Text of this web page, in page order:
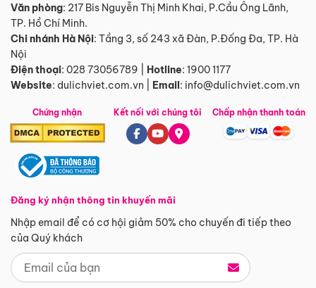
Văn phòng: 217 Bis Nguyễn Thị Minh Khai, P.Cầu Ông Lãnh,
TP. Hồ Chí Minh.
Chi nhánh Hà Nội: Tầng 3, số 243 xã Đàn, P.Đống Đa, TP. Hà
Nội
Điện thoại: 028 73056789 Hotline: 1900 1177
Website: dulichviet.com.vn Email: info@dulichviet.com.vn
Chứng nhận
Đăng ký nhận thông tin khuyến mãi
Nhập email để có cơ hội giảm 50% cho chuyến đi tiếp theo
của Quý khách
Kết nối với chúng tôi Chấp nhận thanh toán